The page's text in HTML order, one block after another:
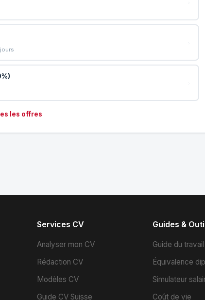
les offres
Services CV
Analyser mon CV
Rédaction CV
Modèles CV
Guide CV Suisse
Guides &
Guide du travail
Équivalence
Simulateur
Coût de vie